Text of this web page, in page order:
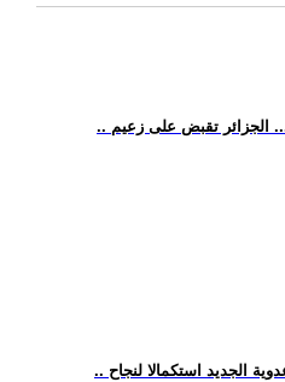
... الجزائر تقبض على زعيم
الجديد استكمالا لنجاح